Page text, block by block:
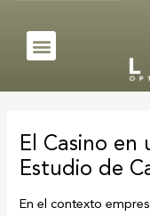
content
Menu
El Casino en
Estudio de
En el contexto